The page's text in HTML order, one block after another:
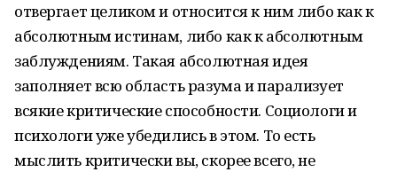
отвергает целиком и относится к ним либо как к
абсолютным истинам, либо как к абсолютным
заблуждениям. Такая абсолютная идея
заполняет всю область разума и парализует
всякие критические способности. Социологи и
психологи уже убедились в этом. То есть
мыслить критически вы, скорее всего, не